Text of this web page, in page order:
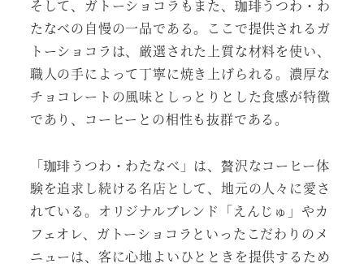
そして、ガトーショコラもまた、珈琲うつわ・わ
たなべの自慢の一品である。ここで提供されるガ
トーショコラは、厳選された上質な材料を使い、
職人の手によって丁寧に焼き上げられる。濃厚な
チョコレートの風味としっとりとした食感が特徴
であり、コーヒーとの相性も抜群である。
「珈琲うつわ・わたなべ」は、贅沢なコーヒー体
験を追求し続ける名店として、地元の人々に愛さ
れている。オリジナルブレンド「えんじゅ」やカ
フェオレ、ガトーショコラといったこだわりのメ
ニューは、客に心地よいひとときを提供するため